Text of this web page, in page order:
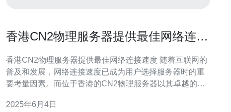
香港CN2物理服务器提供最佳网络连接
香港CN2物理服务器提供最佳网络连接速度 随着互联网的
普及和发展，网络连接速度已成为用户选择服务器时的重
要考量因素。而位于香港的CN2物理服务器以其卓越的性
建立在中国联通的CN2网络上的物理服务器。CN2网络是
2025年6月4日